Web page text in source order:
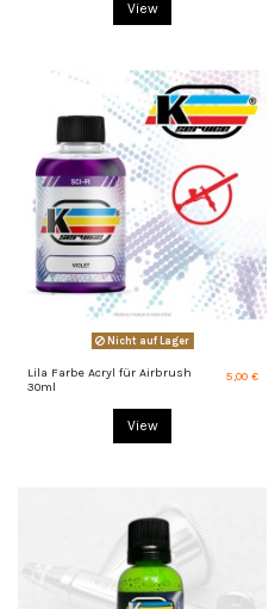
View
Nicht auf Lager
Lila Farbe Acryl für Airbrush
30ml
5,00 €
View